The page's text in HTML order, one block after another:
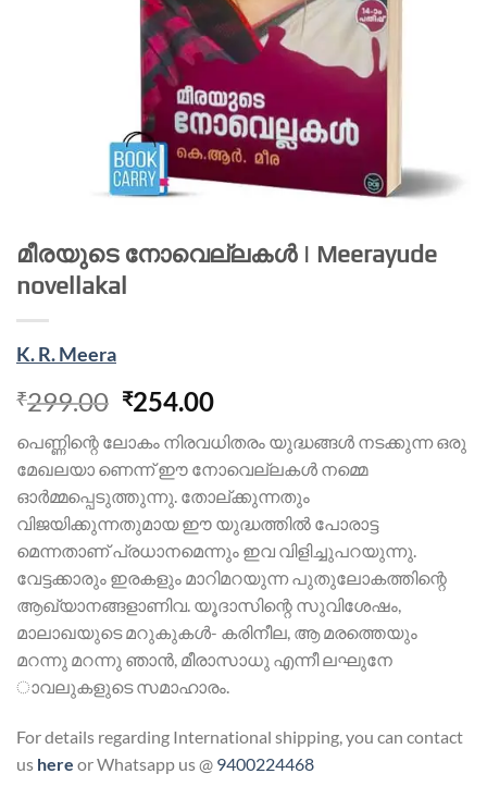
മീരയുടെ നോവെല്ലകൾ | Meerayude
novellakal
K. R. Meera
₹299.00 ₹254.00
പെണ്ണിന്റെ ലോകം നിരവധിതരം യുദ്ധങ്ങള്‍ നടക്കുന്ന ഒരു
മേഖലയാ ണെന്ന് ഈ നോവെല്ലകള്‍ നമ്മെ
ഓര്‍മ്മപ്പെടുത്തുന്നു. തോല്ക്കുന്നതും
വിജയിക്കുന്നതുമായ ഈ യുദ്ധത്തില്‍ പോരാട്ട
മെന്നതാണ് പ്രധാനമെന്നും ഇവ വിളിച്ചുപറയുന്നു.
വേട്ടക്കാരും ഇരകളും മാറിമറയുന്ന പുതുലോകത്തിന്റെ
ആഖ്യാനങ്ങളാണിവ. യൂദാസിന്റെ സുവിശേഷം,
മാലാഖയുടെ മറുകുകള്‍- കരിനീല, ആ മരത്തെയും
മറന്നു മറന്നു ഞാന്‍, മീരാസാധു എന്നീ ലഘുനേ
ാവലുകളുടെ സമാഹാരം.
For details regarding International shipping, you can contact
us here or Whatsapp us @ 9400224468